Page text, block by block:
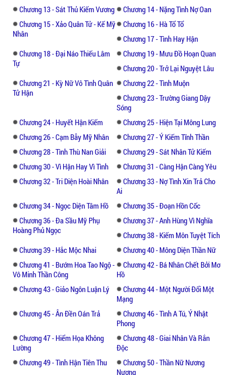
Chương 13 - Sát Thủ Kiếm Vương
Chương 14 - Nặng Tình Nợ Oan
Chương 15 - Xảo Quân Tử - Kế Mỹ
Nhân
Chương 16 - Hà Tổ Tổ
Chương 17 - Tình Hay Hận
Chương 18 - Đại Náo Thiếu Lâm
Tự
Chương 19 - Mưu Đồ Hoạn Quan
Chương 20 - Trở Lại Nguyệt Lâu
Chương 21 - Kỳ Nữ Vô Tình Quân
Tử Hận
Chương 22 - Tình Muộn
Chương 23 - Trường Giang Dậy
Sóng
Chương 24 - Huyết Hận Kiếm
Chương 25 - Hiện Tại Mông Lung
Chương 26 - Cạm Bẫy Mỹ Nhân
Chương 27 - Ý Kiếm Tĩnh Thần
Chương 28 - Tình Thù Nan Giải
Chương 29 - Sát Nhân Tử Kiếm
Chương 30 - Vì Hận Hay Vì Tình
Chương 31 - Càng Hận Càng Yêu
Chương 32 - Tri Diện Hoài Nhân
Chương 33 - Nợ Tình Xin Trả Cho
Ai
Chương 34 - Ngọc Diện Tâm Hồ
Chương 35 - Đoạn Hồn Cốc
Chương 36 - Đa Sầu Mỹ Phụ
Hoàng Phủ Ngọc
Chương 37 - Anh Hùng Vì Nghĩa
Chương 38 - Kiếm Môn Tuyệt Tích
Chương 39 - Hắc Mộc Nhai
Chương 40 - Mông Diện Thần Nữ
Chương 41 - Bướm Hoa Tao Ngộ -
Vô Minh Thần Công
Chương 42 - Bá Nhân Chết Bởi Mơ
Hồ
Chương 43 - Giảo Ngôn Luận Lý
Chương 44 - Một Người Đổi Một
Mạng
Chương 45 - Ân Đền Oán Trả
Chương 46 - Tình A Tú, Ý Nhật
Phong
Chương 47 - Hiểm Họa Không
Lường
Chương 48 - Giai Nhân Và Rắn
Độc
Chương 49 - Tình Hận Tiên Thu
Chương 50 - Thần Nữ Nương
Nương